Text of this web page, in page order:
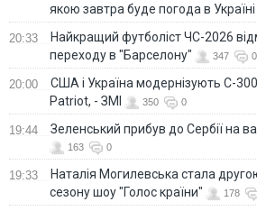
якою завтра буде погода в Україні
20:33
Найкращий футболіст ЧС-2026
переходу в "Барселону"
347 0
20:00
США і Україна модернізують С-
Patriot, - ЗМІ
350 0
19:44 Зеленський прибув до Сербії на
163 0
19:33
Наталія Могилевська стала
сезону шоу "Голос країни"
178